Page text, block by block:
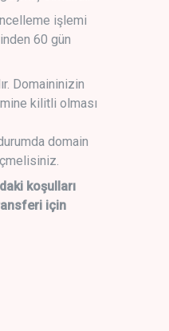
işlemi
60 gün
Domaininizin
kilitli olması
domain
koşulları
için